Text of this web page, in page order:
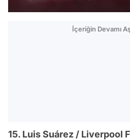
İçeriğin Devamı
15. Luis Suárez / Liverpool